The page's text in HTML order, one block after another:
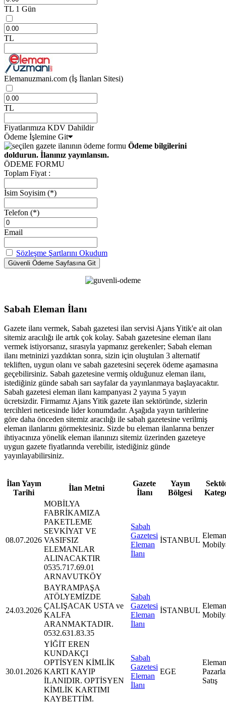
TL 1 Gün
TL
Elemanuzmani.com (İş İlanları Sitesi)
TL
Fiyatlarımıza KDV Dahildir
Ödeme İşlemine Git
Ödeme bilgilerini
doldurun. İlanınız yayınlansın.
ÖDEME FORMU
Toplam Fiyat :
İsim Soyisim (*)
Telefon (*)
Email
Sözleşme Şartlarını Okudum
Sabah Eleman İlanı
Gazete ilanı vermek, Sabah gazetesi ilan servisi Ajans Yitik'e ait olan
sitemiz aracılığı ile artık çok kolay. Sabah gazetesine eleman ilanı
vermek istiyorsanız, sırasıyla yapmanız gerekenler; Sabah eleman
ilanı metninizi yazdıktan sonra, sizin için oluştulan 3 alternatif
tekliften, uygun olanı ve sabah gazetesini seçerek ödeme aşamasına
geçebilirsiniz. Sabah gazetesine vermiş olduğunuz eleman ilanı,
istediğiniz günde sabah sarı sayfalar da yayınlanmaya başlayacaktır.
Sabah gazetesi eleman ilanı kampanyası 2 yayına 5 yayın
ücretsizdir. Firmamız Ajans Yitik gazete ilan sektöründe, sizlerin
tercihleri neticesinde lider konumdadır. Aşağıda yayın tarihlerine
göre daha önceden sitemiz aracılığı ile sabah gazetesine verilmiş
eleman ilanlarını görmektesiniz. Sizde bu eleman ilanlarına benzer
ihtiyacınıza yönelik eleman ilanınızı sitemiz üzerinden gazeteye
uygun gazete fiyatlarında verebilir, istediğiniz günde
yayınlayabilirsiniz.
İlan Yayın
Tarihi
İlan Metni
Gazete
İlanı
Yayın
Bölgesi
08.07.2026
MOBİLYA
FABRİKAMIZA
PAKETLEME
SEVKİYAT VE
VASIFSIZ
ELEMANLAR
ALINACAKTIR
0535.717.69.01
ARNAVUTKÖY
Sabah
Gazetesi
Eleman
İlanı
İSTANBUL
24.03.2026
BAYRAMPAŞA
ATÖLYEMİZDE
ÇALIŞACAK USTA ve
KALFA
ARANMAKTADIR.
0532.631.83.35
Sabah
Gazetesi
Eleman
İlanı
İSTANBUL
30.01.2026
YİĞİT EREN
KUNDAKÇI
OPTİSYEN KİMLİK
KARTI KAYIP
İLANIDIR. OPTİSYEN
KİMLİK KARTIMI
KAYBETTİM.
Sabah
Gazetesi
Eleman
İlanı
EGE
Satış